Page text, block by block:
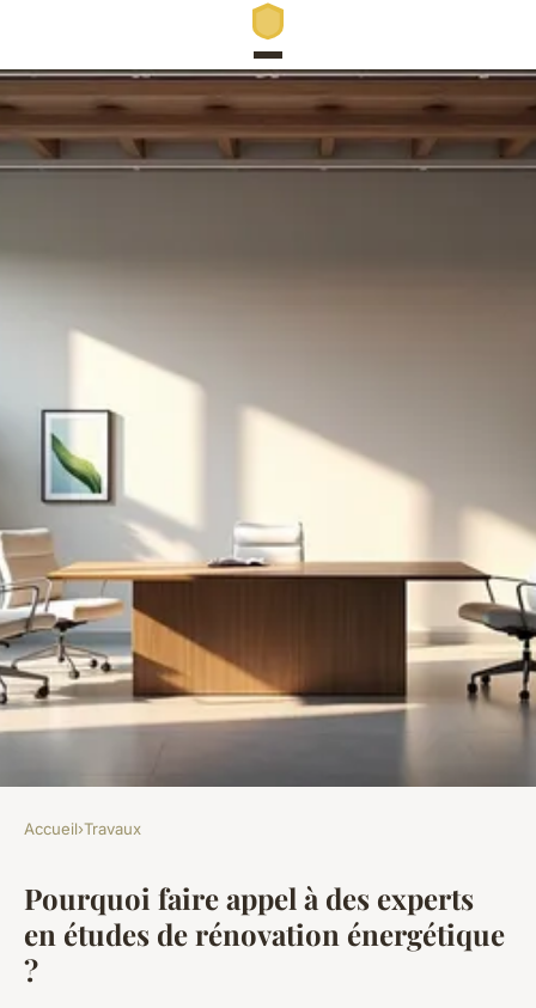
Bureau d'étude pour votre
projet de rénovation
énergétique
Accueil›Travaux
Pourquoi faire appel à des experts
en études de rénovation énergétique
?